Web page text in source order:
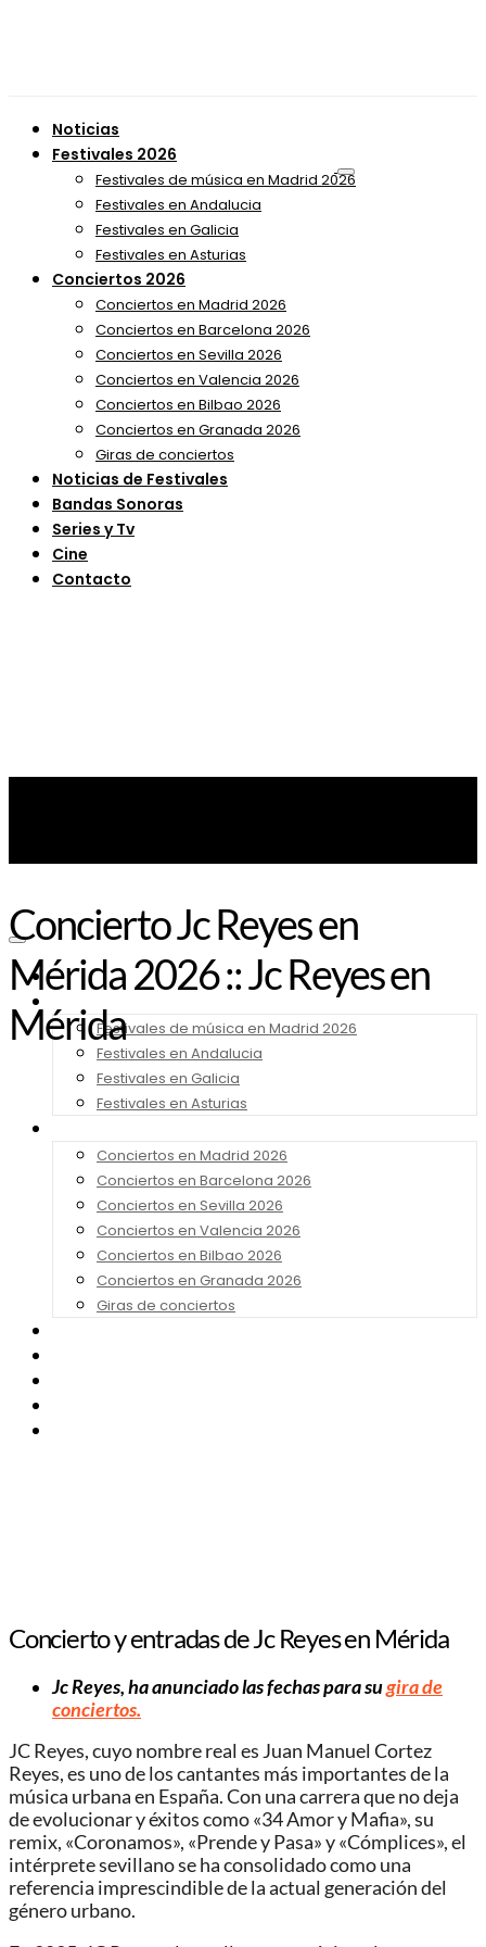
Noticias
Festivales 2026
Festivales de música en Madrid 2026
Festivales en Andalucia
Festivales en Galicia
Festivales en Asturias
Conciertos 2026
Conciertos en Madrid 2026
Conciertos en Barcelona 2026
Conciertos en Sevilla 2026
Conciertos en Valencia 2026
Conciertos en Bilbao 2026
Conciertos en Granada 2026
Giras de conciertos
Noticias de Festivales
Bandas Sonoras
Series y Tv
Cine
Contacto
Noticias
Festivales de música en Madrid 2026
Festivales en Andalucia
Festivales en Galicia
Festivales en Asturias
Conciertos en Madrid 2026
Conciertos en Barcelona 2026
Conciertos en Sevilla 2026
Conciertos en Valencia 2026
Conciertos en Bilbao 2026
Conciertos en Granada 2026
Giras de conciertos
Concierto Jc Reyes en
Mérida 2026 :: Jc Reyes en
Mérida
Concierto y entradas de Jc Reyes en Mérida
Jc Reyes, ha anunciado las fechas para sugira de
conciertos.
JC Reyes, cuyo nombre real es Juan Manuel Cortez
Reyes, es uno de los cantantes más importantes de la
música urbana en España. Con una carrera que no deja
de evolucionar y éxitos como «34 Amor y Mafia», su
remix, «Coronamos», «Prende y Pasa» y «Cómplices», el
intérprete sevillano se ha consolidado como una
referencia imprescindible de la actual generación del
género urbano.